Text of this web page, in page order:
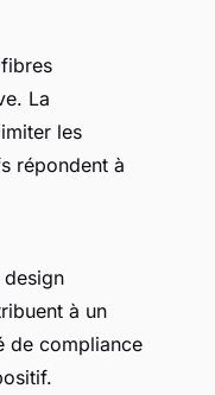
La
les
répondent à
design
à un
de compliance